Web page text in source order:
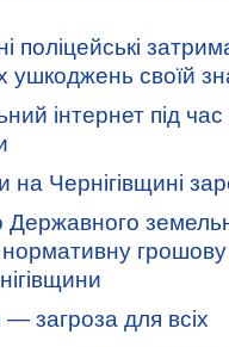
поліцейські
ушкоджень своїй
інтернет під
на Чернігівщині
Державного
загроза для всіх